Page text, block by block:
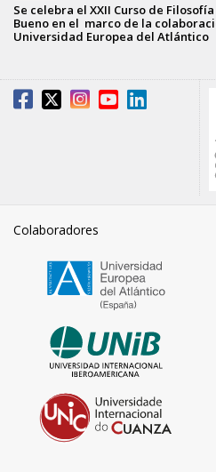
Se celebra el XXII Curso de
Bueno en el marco de la
Universidad Europea del Atlántico
Colaboradores